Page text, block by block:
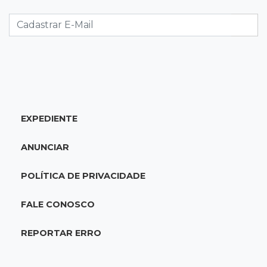
acidente com F-1000 na Av. Heráclito
18:28Concurso 3.042
acumulado em R$ 165 milhões
18:05Energia renovável
Produção de biodiesel cresce 32% em MS e
EXPEDIENTE
ANUNCIAR
POLÍTICA DE PRIVACIDADE
FALE CONOSCO
REPORTAR ERRO